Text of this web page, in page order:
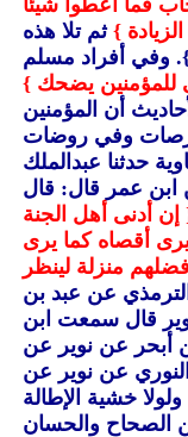
فما أعطوا شيئا
}ثم تلا هذه
. وفي أفراد مسلم
للمؤمنين يضحك }
أن المؤمنين
وفي روضات
حدثنا عبدالملك
ابن عمر قال: قال
إن أدنى أهل الجنة
أقصاه كما يرى
منزلة لينظر
عن عبد بن
قال سمعت ابن
أبحر عن نوير عن
عن نوير عن
خشية الإطالة
الصحاح والحسان